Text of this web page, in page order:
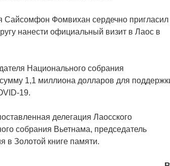
Сайсомфон Фомвихан сердечно пригласил
нанести официальный визит в Лаос в
Национального собрания
1,1 миллиона долларов для
19.
делегация Лаосского
собрания Вьетнама, председатель
в Золотой книге памяти.